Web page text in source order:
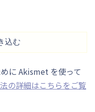
込む
に Akismet を使って
の詳細はこちらをご覧